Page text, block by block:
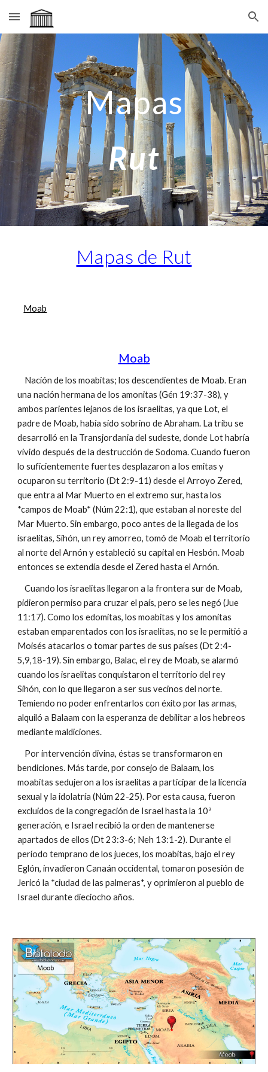
Skip to main content Skip to navigation
Mapas
Rut
Mapas de Rut
Moab
Moab
Nación de los moabitas; los descendientes de Moab. Eran
una nación hermana de los amonitas (Gén 19:37-38), y
ambos parientes lejanos de los israelitas, ya que Lot, el
padre de Moab, había sido sobrino de Abraham. La tribu se
desarrolló en la Transjordania del sudeste, donde Lot habría
vivido después de la destrucción de Sodoma. Cuando fueron
lo suficientemente fuertes desplazaron a los emitas y
ocuparon su territorio (Dt 2:9-11) desde el Arroyo Zered,
que entra al Mar Muerto en el extremo sur, hasta los
*campos de Moab* (Núm 22:1), que estaban al noreste del
Mar Muerto. Sin embargo, poco antes de la llegada de los
israelitas, Sihón, un rey amorreo, tomó de Moab el territorio
al norte del Arnón y estableció su capital en Hesbón. Moab
entonces se extendía desde el Zered hasta el Arnón.
Cuando los israelitas llegaron a la frontera sur de Moab,
pidieron permiso para cruzar el país, pero se les negó (Jue
11:17). Como los edomitas, los moabitas y los amonitas
estaban emparentados con los israelitas, no se le permitió a
Moisés atacarlos o tomar partes de sus países (Dt 2:4-
5,9,18-19). Sin embargo, Balac, el rey de Moab, se alarmó
cuando los israelitas conquistaron el territorio del rey
Sihón, con lo que llegaron a ser sus vecinos del norte.
Temiendo no poder enfrentarlos con éxito por las armas,
alquiló a Balaam con la esperanza de debilitar a los hebreos
mediante maldiciones.
Por intervención divina, éstas se transformaron en
bendiciones. Más tarde, por consejo de Balaam, los
moabitas sedujeron a los israelitas a participar de la licencia
sexual y la idolatría (Núm 22-25). Por esta causa, fueron
excluidos de la congregación de Israel hasta la 10ª
generación, e Israel recibió la orden de mantenerse
apartados de ellos (Dt 23:3-6; Neh 13:1-2). Durante el
período temprano de los jueces, los moabitas, bajo el rey
Eglón, invadieron Canaán occidental, tomaron posesión de
Jericó la *ciudad de las palmeras*, y oprimieron al pueblo de
Israel durante dieciocho años.